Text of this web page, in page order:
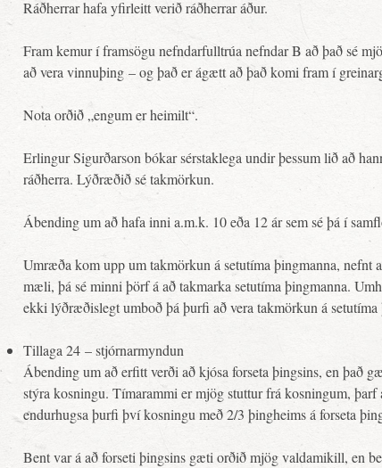
Ráðherrar hafa yfirleitt verið ráðherrar áður.
Fram kemur í framsögu nefndarfulltrúa nefndar B að það sé
að vera vinnuþing – og það er ágætt að það komi fram í
Nota orðið „engum er heimilt“.
Erlingur Sigurðarson bókar sérstaklega undir þessum lið að
ráðherra. Lýðræðið sé takmörkun.
Ábending um að hafa inni a.m.k. 10 eða 12 ár sem sé þá í
Umræða kom upp um takmörkun á setutíma þingmanna, nefnt
mæli, þá sé minni þörf á að takmarka setutíma þingmanna.
ekki lýðræðislegt umboð þá þurfi að vera takmörkun á
Tillaga 24 – stjórnarmyndun
Ábending um að erfitt verði að kjósa forseta þingsins, en það
stýra kosningu. Tímarammi er mjög stuttur frá kosningum, þarf
endurhugsa þurfi því kosningu með 2/3 þingheims á forseta
Bent var á að forseti þingsins gæti orðið mjög valdamikill, en